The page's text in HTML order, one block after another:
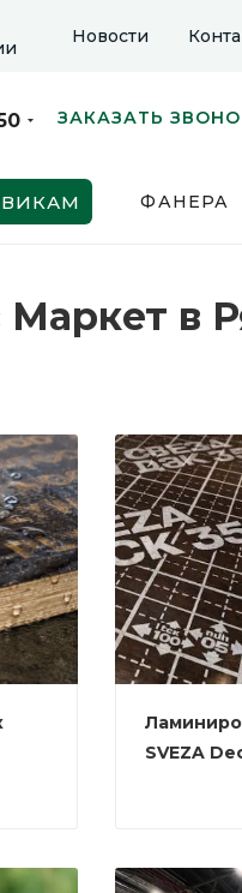
Новости
ЗАКАЗАТЬ
ФАНЕРА
Маркет в
SVEZA